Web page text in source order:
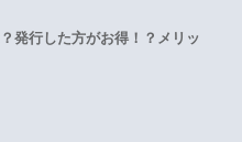
発行した方がお得！？メリッ